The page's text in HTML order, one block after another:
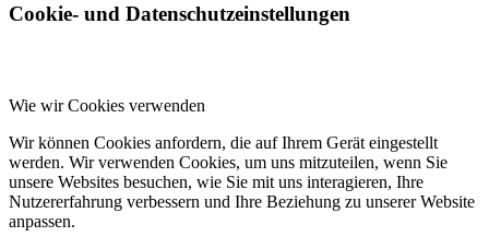
Cookie- und Datenschutzeinstellungen
Wie wir Cookies verwenden
Wir können Cookies anfordern, die auf Ihrem Gerät eingestellt
werden. Wir verwenden Cookies, um uns mitzuteilen, wenn Sie
unsere Websites besuchen, wie Sie mit uns interagieren, Ihre
Nutzererfahrung verbessern und Ihre Beziehung zu unserer Website
anpassen.